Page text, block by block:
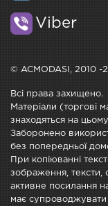
Viber
© ACMODASI, 2010 -
Всі права захищено.
Матеріали (торгові
знаходяться на
Заборонено
без попередньої
При копіюванні
зображення, тексти,
активне посилання
має супроводжувати